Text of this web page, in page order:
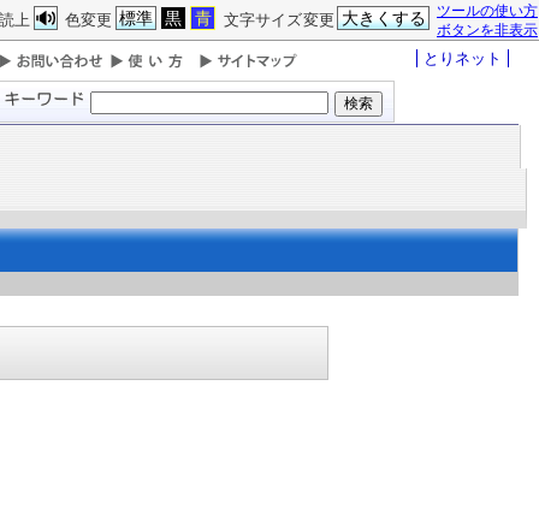
ツールの使い方
ボタンを非表示
文字サイズ変更 大きくする
色変更 標準 黒 青
読上
とりネット